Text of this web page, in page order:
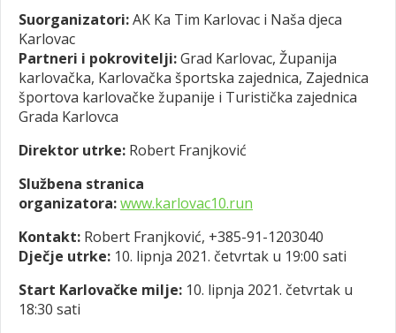
Suorganizatori:AK Ka Tim Karlovac i Naša djeca
Karlovac
Partneri i pokrovitelji:Grad Karlovac, Županija
karlovačka, Karlovačka športska zajednica, Zajednica
športova karlovačke županije i Turistička zajednica
Grada Karlovca
Direktor utrke: Robert Franjković
Službena stranica
organizatora:www.karlovac10.run
Kontakt: Robert Franjković, +385-91-1203040
Dječje utrke: 10. lipnja 2021. četvrtak u 19:00 sati
Start Karlovačke milje: 10. lipnja 2021. četvrtak u
18:30 sati